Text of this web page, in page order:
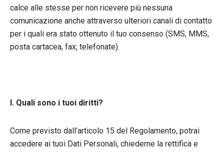
calce alle stesse per non ricevere più nessuna
comunicazione anche attraverso ulteriori canali di contatto
per i quali era stato ottenuto il tuo consenso (SMS, MMS,
posta cartacea, fax, telefonate).
I. Quali sono i tuoi diritti?
Come previsto dall’articolo 15 del Regolamento, potrai
accedere ai tuoi Dati Personali, chiederne la rettifica e